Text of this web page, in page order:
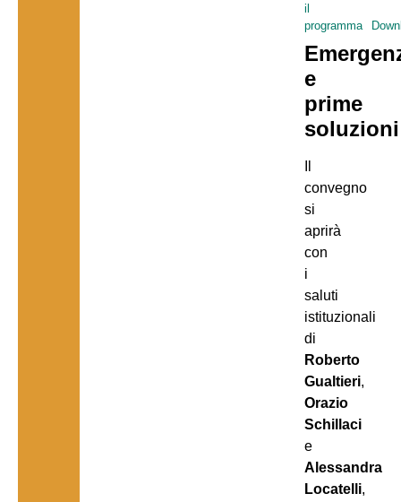
il
programma
e
prime
soluzioni
convegno
si
aprirà
con
i
saluti
istituzionali
di
Roberto
Gualtieri,
Orazio
Schillaci
e
Alessandra
Locatelli,